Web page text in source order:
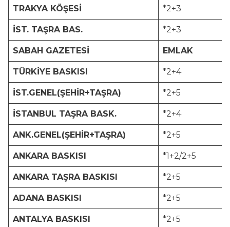
TRAKYA KÖŞESİ *2+3
İST. TAŞRA BAS. *2+3
SABAH GAZETESİ EMLAK
TÜRKİYE BASKISI *2+4
İST.GENEL(ŞEHİR+TAŞRA) *2+5
İSTANBUL TAŞRA BASK. *2+4
ANK.GENEL(ŞEHİR+TAŞRA) *2+5
ANKARA BASKISI *1+2/2+5
ANKARA TAŞRA BASKISI *2+5
ADANA BASKISI *2+5
ANTALYA BASKISI *2+5